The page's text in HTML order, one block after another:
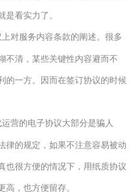
是看实力了。
对服务内容条款的阐述。很多
不清，某些关键性内容避而不
的一方。因而在签订协议的时候
运营的电子协议大部分是骗人
律的规定，如果不注意容易被动
也很方便的情况下， 用纸质协议
高 ，也方便留存。